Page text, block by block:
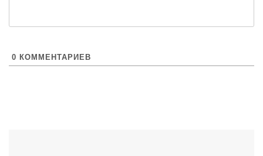
0 КОММЕНТАРИЕВ